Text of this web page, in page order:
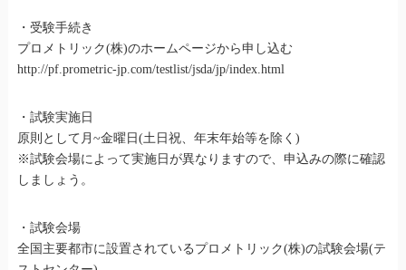
・受験手続き
プロメトリック(株)のホームページから申し込む
http://pf.prometric-jp.com/testlist/jsda/jp/index.html
・試験実施日
原則として月~金曜日(土日祝、年末年始等を除く)
※試験会場によって実施日が異なりますので、申込みの際に確認
しましょう。
・試験会場
全国主要都市に設置されているプロメトリック(株)の試験会場(テ